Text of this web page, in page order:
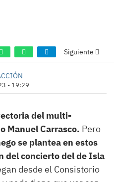
Siguiente
- 19:29
del multi-
Manuel Carrasco. Pero
se plantea en estos
del concierto del de Isla
desde el Consistorio